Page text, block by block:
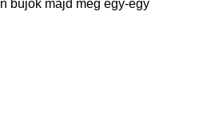
bújok majd meg egy-egy